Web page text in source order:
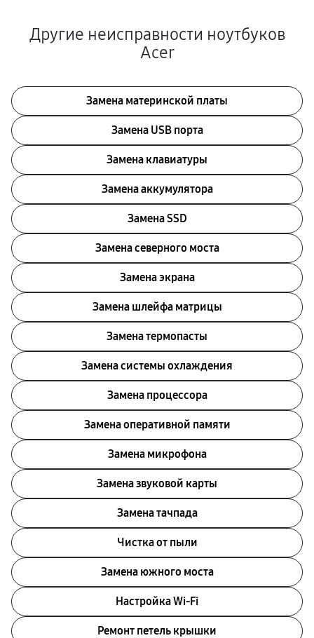
Другие неисправности ноутбуков
Acer
Замена материнской платы
Замена USB порта
Замена клавиатуры
Замена аккумулятора
Замена SSD
Замена северного моста
Замена экрана
Замена шлейфа матрицы
Замена термопасты
Замена системы охлаждения
Замена процессора
Замена оперативной памяти
Замена микрофона
Замена звуковой карты
Замена тачпада
Чистка от пыли
Замена южного моста
Настройка Wi-Fi
Ремонт петель крышки